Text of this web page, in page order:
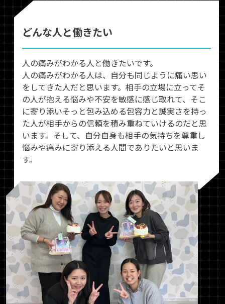
どんな人と働きたい
人の痛みがわかる人と働きたいです。
人の痛みがわかる人は、自分も同じように痛い思い
をしてきた人だと思います。相手の立場に立ってそ
の人が抱える悩みや不安を敏感に感じ取れて、そこ
に寄り添いそっと包み込める包容力と誠実さを持っ
た人が相手からの信頼を積み重ねていけるのだと思
います。そして、自分自身も相手の気持ちを尊重し
悩みや痛みに寄り添える人間でありたいと思いま
す。